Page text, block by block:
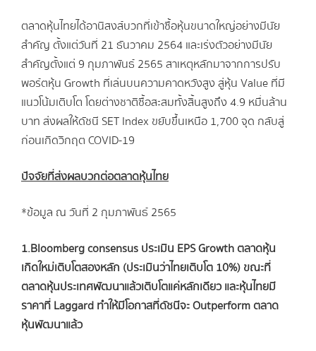
ตลาดหุ้นไทยได้อานิสงส์บวกที่เข้าซื้อหุ้นขนาดใหญ่อย่างมีนัย
สำคัญ ตั้งแต่วันที่ 21 ธันวาคม 2564 และเร่งตัวอย่างมีนัย
สำคัญตั้งแต่ 9 กุมภาพันธ์ 2565 สาเหตุหลักมาจากการปรับ
พอร์ตหุ้น Growth ที่เล่นบนความคาดหวังสูง สู่หุ้น Value ที่มี
แนวโน้มเติบโต โดยต่างชาติซื้อสะสมทั้งสิ้นสูงถึง 4.9 หมื่นล้าน
บาท ส่งผลให้ดัชนี SET Index ขยับขึ้นเหนือ 1,700 จุด กลับสู่
ก่อนเกิดวิกฤต COVID-19
ปัจจัยที่ส่งผลบวกต่อตลาดหุ้นไทย
*ข้อมูล ณ วันที่ 2 กุมภาพันธ์ 2565
1.Bloomberg consensus ประเมิน EPS Growth ตลาดหุ้น
เกิดใหม่เติบโตสองหลัก (ประเมินว่าไทยเติบโต 10%) ขณะที่
ตลาดหุ้นประเทศพัฒนาแล้วเติบโตแค่หลักเดียว และหุ้นไทยมี
ราคาที่ Laggard ทำให้มีโอกาสที่ดัชนีจะ Outperform ตลาด
หุ้นพัฒนาแล้ว